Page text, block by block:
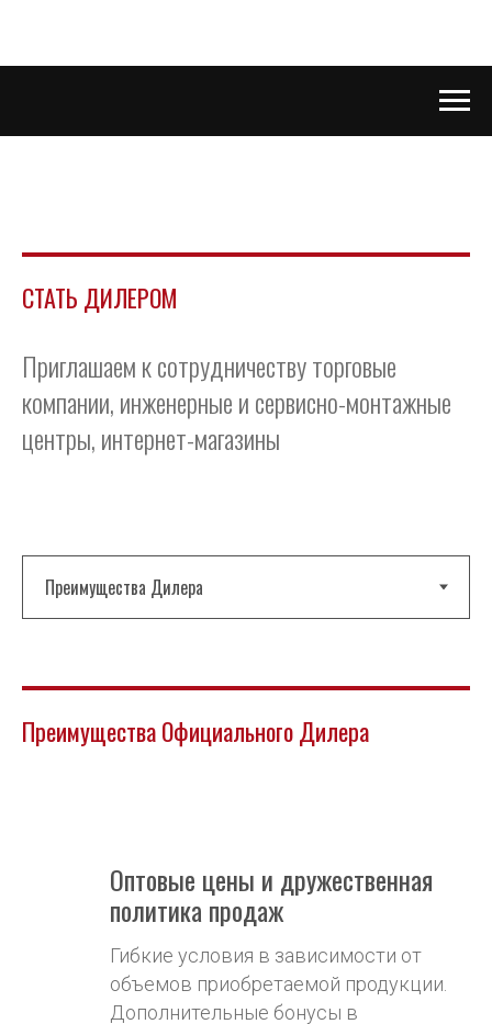
СТАТЬ ДИЛЕРОМ
Приглашаем к сотрудничеству торговые
компании, инженерные и сервисно-монтажные
центры, интернет-магазины
Преимущества Официального Дилера
Оптовые цены и дружественная
политика продаж
Гибкие условия в зависимости от
объемов приобретаемой продукции.
Дополнительные бонусы в